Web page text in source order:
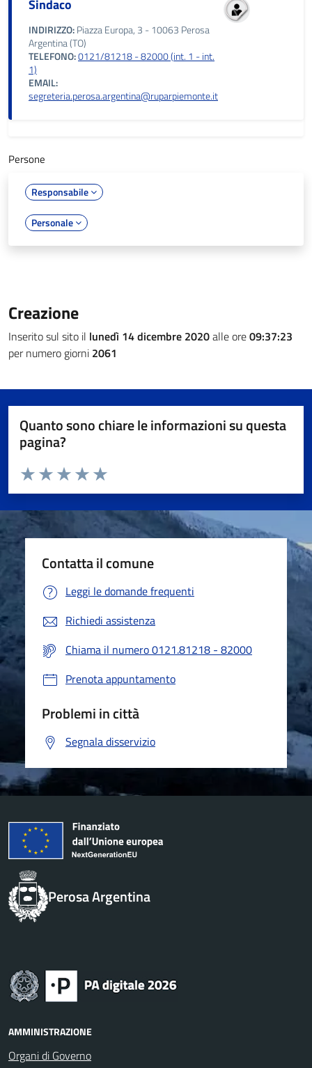
Sindaco
INDIRIZZO:Piazza Europa, 3 - 10063 Perosa
Argentina (TO)
TELEFONO:0121/81218 - 82000 (int. 1 - int.
1)
EMAIL:
segreteria.perosa.argentina@ruparpiemonte.it
Persone
Responsabile
Personale
Creazione
Inserito sul sito il lunedì 14 dicembre 2020alle ore09:37:23
per numero giorni 2061
Quanto sono chiare le informazioni su questa
pagina?
Valuta da 1 a 5 stelle la pagina
Valuta 5 stelle su 5
Valuta 4 stelle su 5
Valuta 3 stelle su 5
Valuta 2 stelle su 5
Valuta 1 stelle su 5
Contatta il comune
Leggi le domande frequenti
Richiedi assistenza
Chiama il numero 0121.81218 - 82000
Prenota appuntamento
Problemi in città
Segnala disservizio
Perosa Argentina
AMMINISTRAZIONE
Organi di Governo